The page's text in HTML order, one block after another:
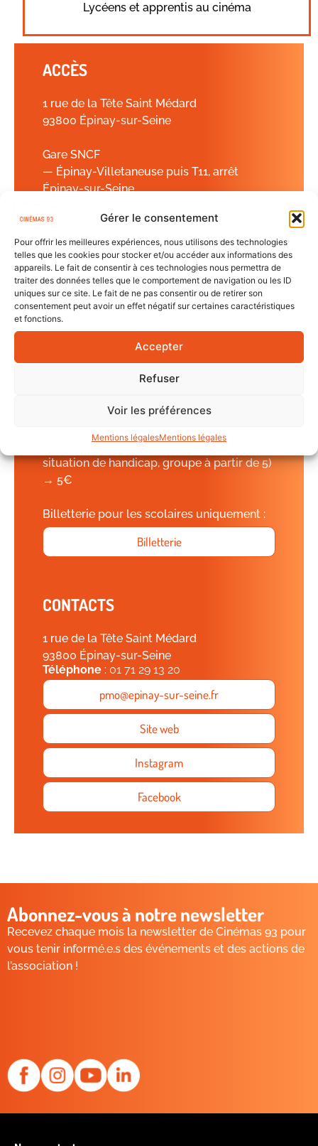
Gérer le consentement
Pour offrir les meilleures expériences, nous utilisons des technologies
telles que les cookies pour stocker et/ou accéder aux informations des
appareils. Le fait de consentir à ces technologies nous permettra de
traiter des données telles que le comportement de navigation ou les ID
uniques sur ce site. Le fait de ne pas consentir ou de retirer son
consentement peut avoir un effet négatif sur certaines caractéristiques
et fonctions.
Accepter
Refuser
Voir les préférences
Mentions légalesMentions légales
Lycéens et apprentis au cinéma
ACCÈS
1 rue de la Tête Saint Médard
93800 Épinay-sur-Seine
Gare SNCF
— Épinay-Villetaneuse puis T11, arrêt
Épinay-sur-Seine
— ligne C, arrêt Épinay-sur-Seine
Bus
— lignes 11, 237, 238, 361 ou N51, arrêt Gare
d’Épinay-sur-Seine
Tram
— T8, arrêt Épinay-sur-Seine-Gare
TARIFS
• Réduit (- 26 ans, + 60 ans, étudiant.e,
demandeur.euse d’emploi, personne en
situation de handicap, groupe à partir de 5)
→ 5€
Billetterie pour les scolaires uniquement :
Billetterie
CONTACTS
1 rue de la Tête Saint Médard
93800 Épinay-sur-Seine
Téléphone : 01 71 29 13 20
pmo@epinay-sur-seine.fr
Site web
Instagram
Facebook
Abonnez-vous à notre newsletter
Recevez chaque mois la newsletter de Cinémas 93 pour
vous tenir informé.e.s des événements et des actions de
l’association !